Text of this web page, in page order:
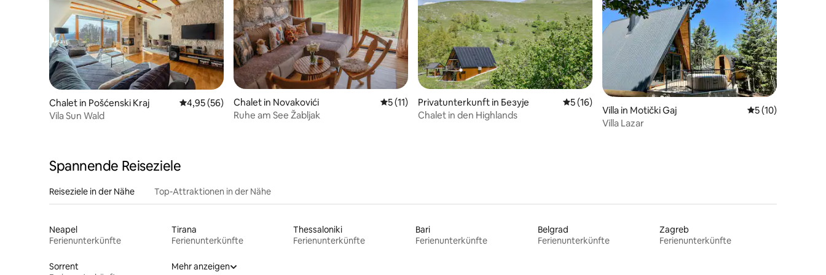
Chalet in Pošćenski Kraj Durchschnittliche Bewertung: 4,95 von 5, 56 Bewertungen
4,95 (56)
Vila Sun Wald
Chalet in Novakovići Durchschnittliche Bewertung: 5 von 5, 11 Bewertungen
5 (11)
Ruhe am See Žabljak
Privatunterkunft in Безује Durchschnittliche Bewertung: 5 von 5, 16 Bewertungen
5 (16)
Chalet in den Highlands
Villa in Motički Gaj Durchschnittliche
5 (10)
Villa Lazar
Spannende Reiseziele
Reiseziele in der Nähe Top-Attraktionen in der Nähe
Neapel
Ferienunterkünfte
Tirana
Ferienunterkünfte
Thessaloniki
Ferienunterkünfte
Bari
Ferienunterkünfte
Belgrad
Ferienunterkünfte
Zagreb
Ferienunterkünfte
Sorrent
Mehr anzeigen